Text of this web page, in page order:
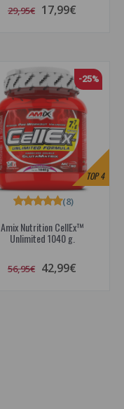
29,95€ 17,99€
TOP4
-25%
Amix Nutrition CellEx™
Unlimited 1040 g.
(8)
56,95€ 42,99€